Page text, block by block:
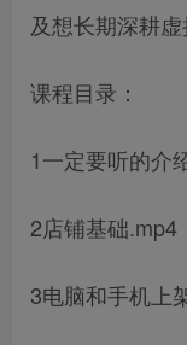
及想长期深耕虚
课程目录：
1一定要听的介
2店铺基础.mp4
3电脑和手机上